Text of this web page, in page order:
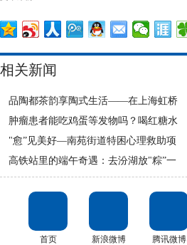
相关新闻
品陶都茶韵享陶式生活——在上海虹桥
肿瘤患者能吃鸡蛋等发物吗？喝红糖水
"愈”见美好—南苑街道特困心理救助项
高铁站里的端午奇遇：去汾湖放"粽”一
首页 新浪微博 腾讯微博